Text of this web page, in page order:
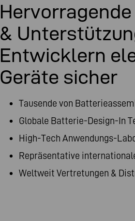
&
Entwicklern
Geräte sicher
Tausende von
Globale Batterie-Design-In
High-Tech Anwendungs-
Repräsentative
Weltweit Vertretungen &